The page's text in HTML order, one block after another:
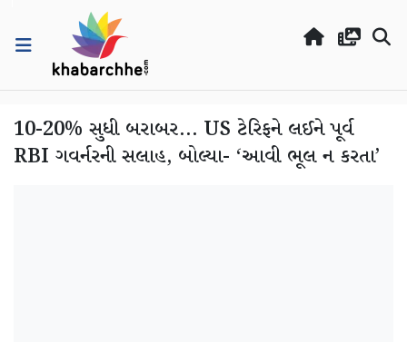
10-20% સુધી બરાબર... US ટેરિફને લઈને પૂર્વ
RBI ગવર્નરની સલાહ, બોલ્યા- ‘આવી ભૂલ ન કરતા’